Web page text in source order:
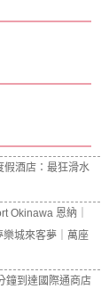
假酒店：最狂滑水
Okinawa 恩納｜
城來客夢｜萬座
鐘到達國際通商店